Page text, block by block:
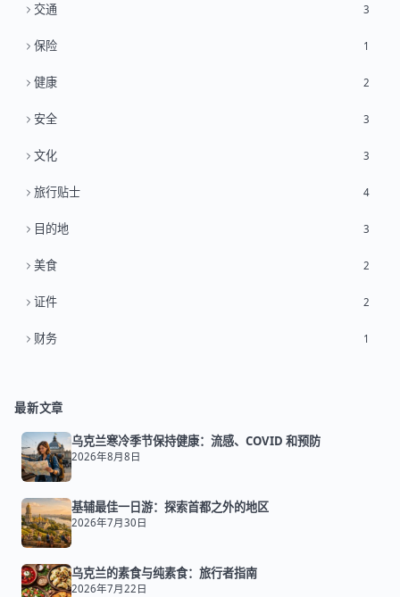
交通 3
保险 1
健康 2
安全 3
文化 3
旅行贴士 4
目的地 3
美食 2
证件 2
财务 1
最新文章
乌克兰寒冷季节保持健康：流感、COVID 和预防
2026年8月8日
基辅最佳一日游：探索首都之外的地区
2026年7月30日
乌克兰的素食与纯素食：旅行者指南
2026年7月22日